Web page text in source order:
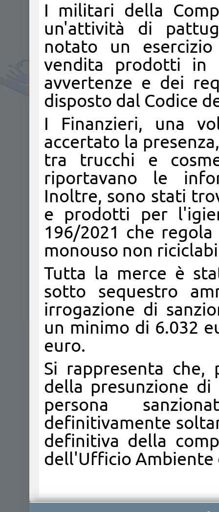
I militari della
un'attività di
notato un
vendita prodotti in
avvertenze e dei
disposto dal Codice
I Finanzieri, una
accertato la
tra trucchi e
riportavano le
Inoltre, sono stati
e prodotti per
196/2021 che
monouso non
Tutta la merce è
sotto sequestro
irrogazione di
un minimo di 6.032
euro.
Si rappresenta
della presunzione di
persona
definitivamente
definitiva della
dell'Ufficio Ambiente